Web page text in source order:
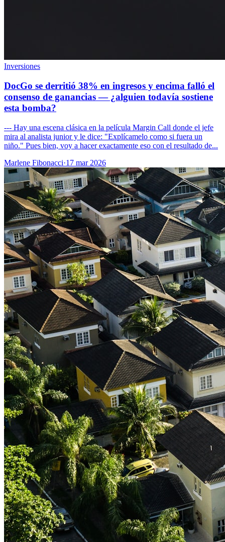
Inversiones
DocGo se derritió 38% en ingresos y encima falló el
consenso de ganancias — ¿alguien todavía sostiene
esta bomba?
--- Hay una escena clásica en la película Margin Call donde el jefe
mira al analista junior y le dice: "Explícamelo como si fuera un
niño." Pues bien, voy a hacer exactamente eso con el resultado de...
Marlene Fibonacci·17 mar 2026